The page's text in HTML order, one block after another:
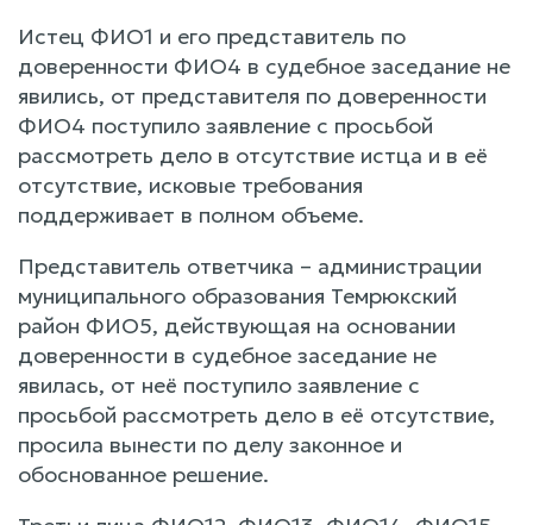
Истец ФИО1 и его представитель по
доверенности ФИО4 в судебное заседание не
явились, от представителя по доверенности
ФИО4 поступило заявление с просьбой
рассмотреть дело в отсутствие истца и в её
отсутствие, исковые требования
поддерживает в полном объеме.
Представитель ответчика – администрации
муниципального образования Темрюкский
район ФИО5, действующая на основании
доверенности в судебное заседание не
явилась, от неё поступило заявление с
просьбой рассмотреть дело в её отсутствие,
просила вынести по делу законное и
обоснованное решение.